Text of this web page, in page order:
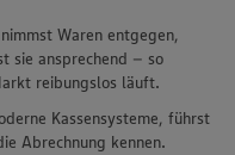
Waren entgegen,
sie ansprechend – so
reibungslos läuft.
Kassensysteme, führst
Abrechnung kennen.